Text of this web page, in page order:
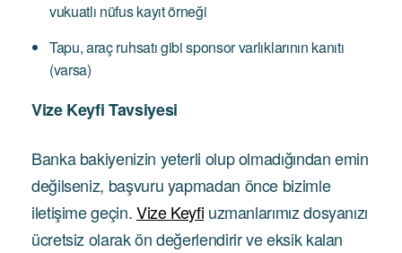
vukuatlı nüfus kayıt örneği
Tapu, araç ruhsatı gibi sponsor varlıklarının kanıtı
(varsa)
Vize Keyfi Tavsiyesi
Banka bakiyenizin yeterli olup olmadığından emin
değilseniz, başvuru yapmadan önce bizimle
iletişime geçin.Vize Keyfi uzmanlarımız dosyanızı
ücretsiz olarak ön değerlendirir ve eksik kalan